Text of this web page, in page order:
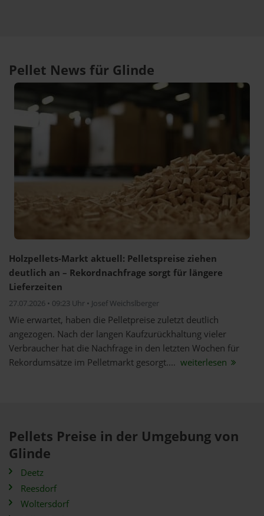
Pellet News für Glinde
Holzpellets-Markt aktuell: Pelletspreise ziehen
deutlich an – Rekordnachfrage sorgt für längere
Lieferzeiten
27.07.2026 • 09:23 Uhr • Josef Weichslberger
Wie erwartet, haben die Pelletpreise zuletzt deutlich
angezogen. Nach der langen Kaufzurückhaltung vieler
Verbraucher hat die Nachfrage in den letzten Wochen für
Rekordumsätze im Pelletmarkt gesorgt.... weiterlesen
Pellets Preise in der Umgebung von
Glinde
Deetz
Reesdorf
Woltersdorf